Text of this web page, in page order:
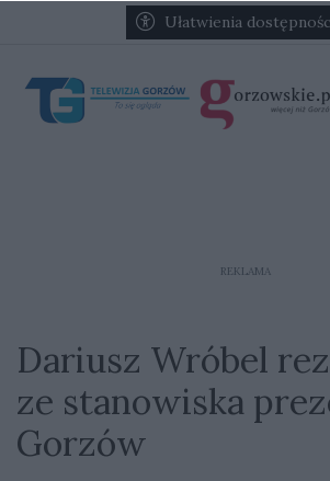
Przejdź do głównych treści
Przejdź do głównego menu
Ułatwienia
REKLAMA
Dariusz Wróbel
ze stanowiska
Gorzów